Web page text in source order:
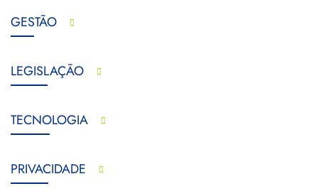
GESTÃO
LEGISLAÇÃO
TECNOLOGIA
PRIVACIDADE